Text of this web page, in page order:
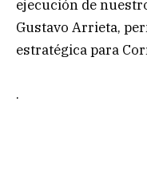
ejecución de
Gustavo Arrieta,
estratégica para
.